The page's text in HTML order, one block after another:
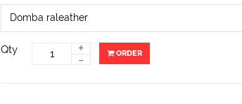
Qty +
- ORDER